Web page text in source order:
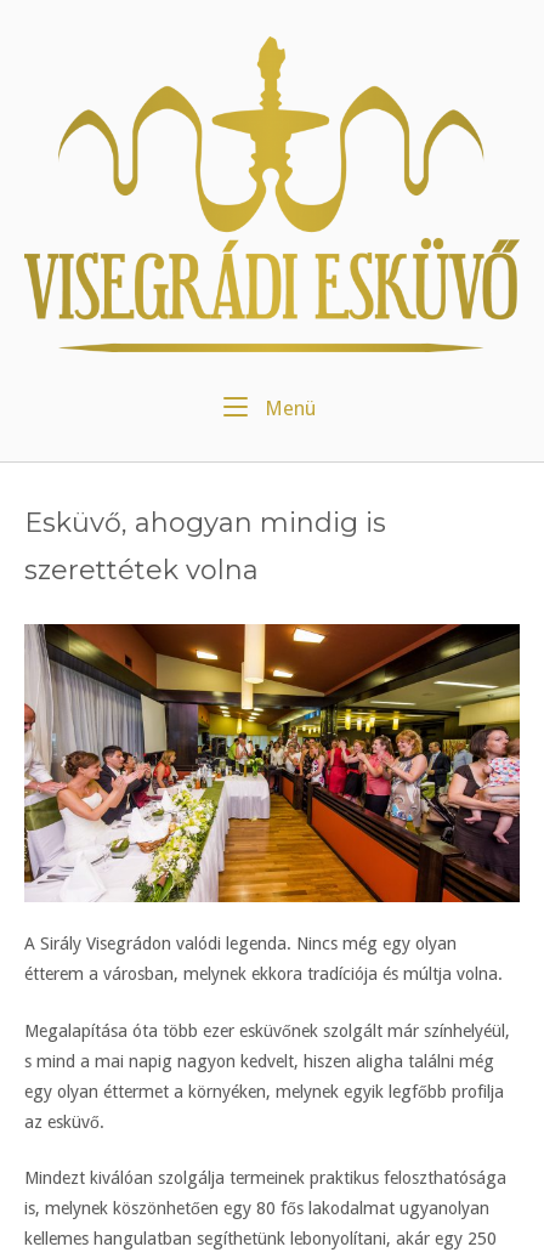
Menü
Esküvő, ahogyan mindig is
szerettétek volna
A Sirály Visegrádon valódi legenda. Nincs még egy olyan
étterem a városban, melynek ekkora tradíciója és múltja volna.
Megalapítása óta több ezer esküvőnek szolgált már színhelyéül,
s mind a mai napig nagyon kedvelt, hiszen aligha találni még
egy olyan éttermet a környéken, melynek egyik legfőbb profilja
az esküvő.
Mindezt kiválóan szolgálja termeinek praktikus feloszthatósága
is, melynek köszönhetően egy 80 fős lakodalmat ugyanolyan
kellemes hangulatban segíthetünk lebonyolítani, akár egy 250